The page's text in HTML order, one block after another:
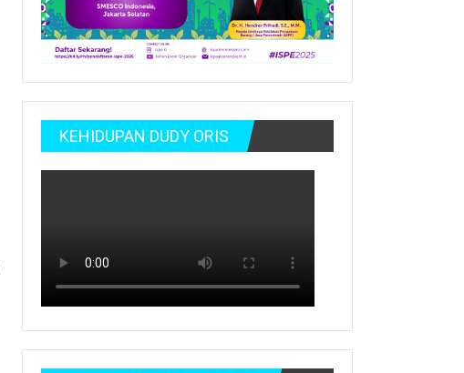
KEHIDUPAN DUDY ORIS